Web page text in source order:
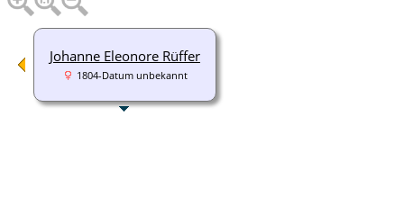
Johanne Eleonore Rüffer
1804-Datum unbekannt